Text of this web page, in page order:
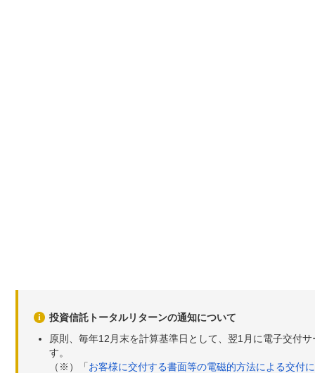
投資信託トータルリターンの通知について
原則、毎年12月末を計算基準日として、翌1月に電子交付
す。
（※）「お客様に交付する書面等の電磁的方法による交付